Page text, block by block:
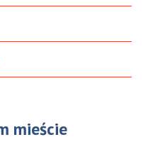
mieście